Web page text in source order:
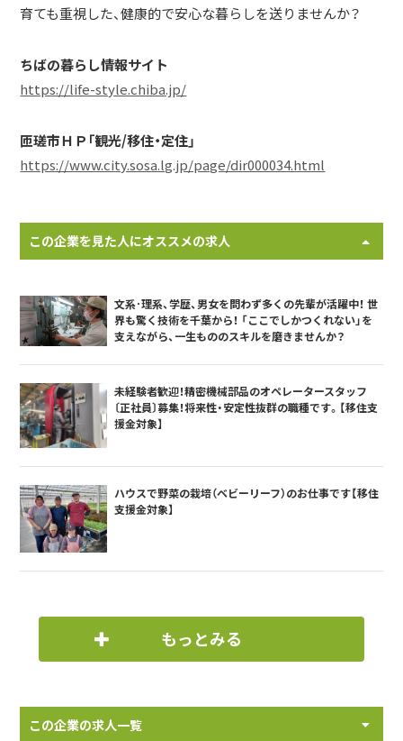
育ても重視した、健康的で安心な暮らしを送りませんか？
ちばの暮らし情報サイト
https://life-style.chiba.jp/
匝瑳市ＨＰ「観光/移住・定住」
https://www.city.sosa.lg.jp/page/dir000034.html
この企業を見た人にオススメの求人
文系･理系、学歴、男女を問わず多くの先輩が活躍中！ 世
界も驚く技術を千葉から！ 「ここでしかつくれない」を
支えながら、一生もののスキルを磨きませんか？
未経験者歓迎！精密機械部品のオペレータースタッフ
〔正社員〕募集！将来性・安定性抜群の職種です。【移住支
援金対象】
ハウスで野菜の栽培（ベビーリーフ）のお仕事です【移住
支援金対象】
もっとみる
この企業の求人一覧